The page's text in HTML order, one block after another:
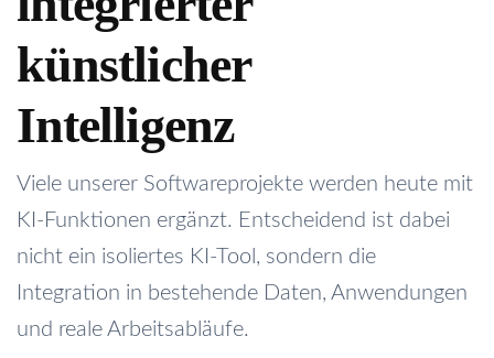
künstlicher
Intelligenz
Viele unserer Softwareprojekte werden heute mit
KI-Funktionen ergänzt. Entscheidend ist dabei
nicht ein isoliertes KI-Tool, sondern die
Integration in bestehende Daten, Anwendungen
und reale Arbeitsabläufe.